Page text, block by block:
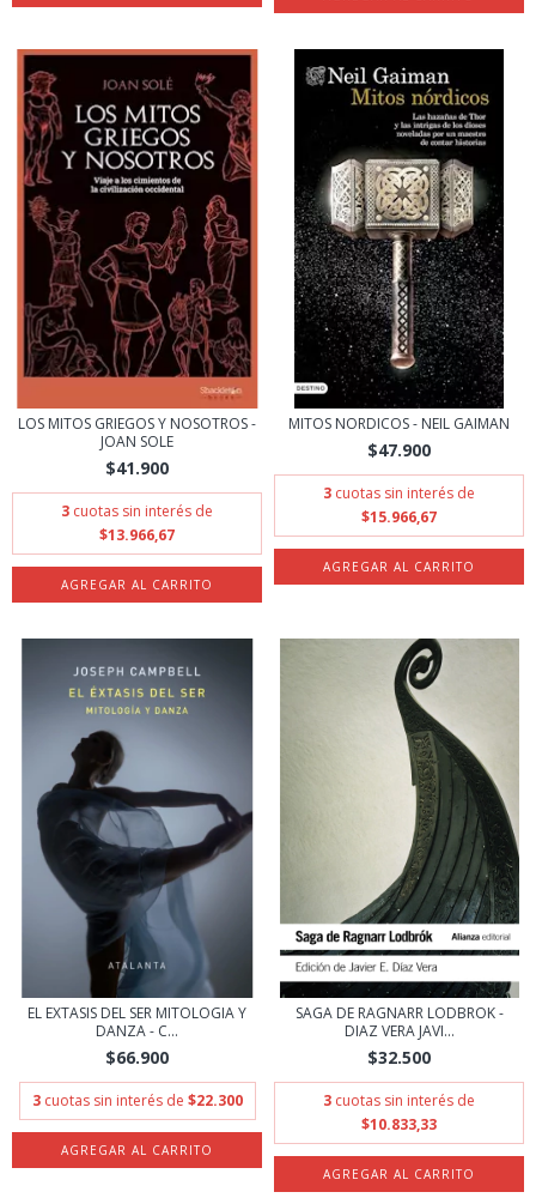
LOS MITOS GRIEGOS Y NOSOTROS -
JOAN SOLE
$41.900
3 cuotas sin interés de
$13.966,67
MITOS NORDICOS - NEIL GAIMAN
$47.900
3 cuotas sin interés de
$15.966,67
EL EXTASIS DEL SER MITOLOGIA Y
DANZA - C...
$66.900
3 cuotas sin interés de $22.300
SAGA DE RAGNARR LODBROK -
DIAZ VERA JAVI...
$32.500
3 cuotas sin interés de
$10.833,33